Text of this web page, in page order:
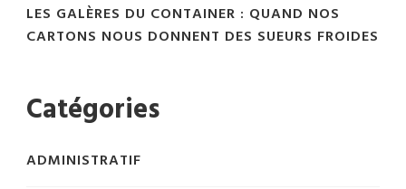
LES GALÈRES DU CONTAINER : QUAND NOS
CARTONS NOUS DONNENT DES SUEURS FROIDES
Catégories
ADMINISTRATIF